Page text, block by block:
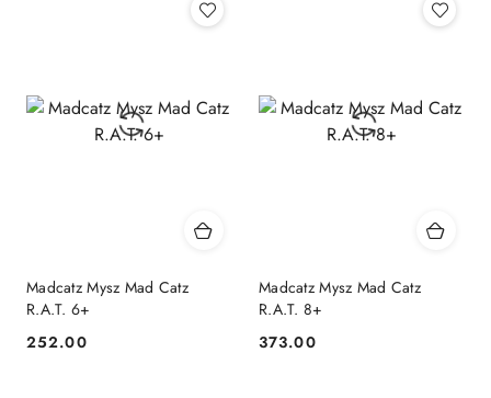
Madcatz Mysz Mad Catz
R.A.T. 6+
Cena:
252.00
Madcatz Mysz Mad Catz
R.A.T. 8+
Cena:
373.00